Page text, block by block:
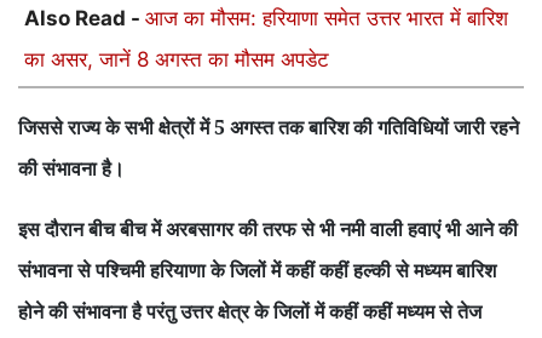
Also Read - आज का मौसम: हरियाणा समेत उत्तर भारत में बारिश
का असर, जानें 8 अगस्त का मौसम अपडेट
जिससे राज्य के सभी क्षेत्रों में 5 अगस्त तक बारिश की गतिविधियों जारी रहने
की संभावना है।
इस दौरान बीच बीच में अरबसागर की तरफ से भी नमी वाली हवाएं भी आने की
संभावना से पश्चिमी हरियाणा के जिलों में कहीं कहीं हल्की से मध्यम बारिश
होने की संभावना है परंतु उत्तर क्षेत्र के जिलों में कहीं कहीं मध्यम से तेज